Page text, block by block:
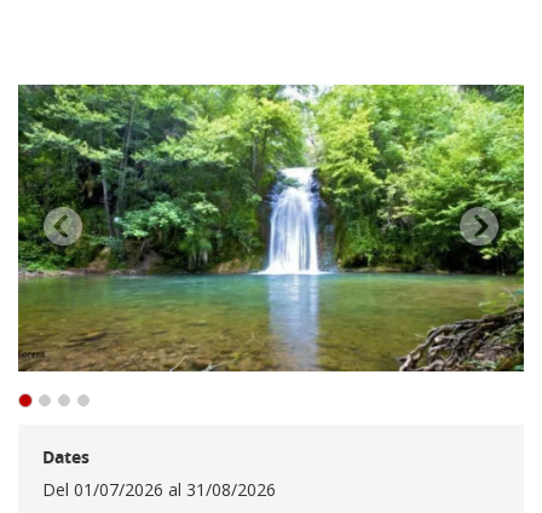
Dates
Del 01/07/2026 al 31/08/2026